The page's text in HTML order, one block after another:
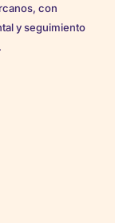
con
y seguimiento